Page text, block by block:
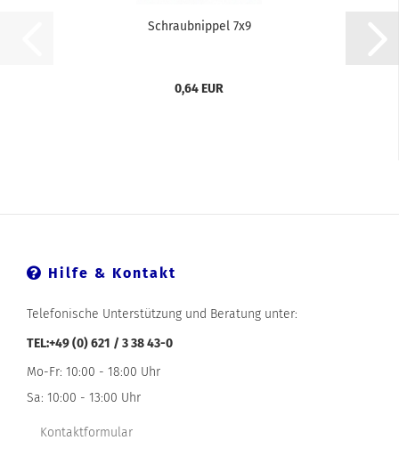
Schraubnippel 7x9
0,64 EUR
Hilfe & Kontakt
Telefonische Unterstützung und Beratung unter:
TEL:+49 (0) 621 / 3 38 43-0
Mo-Fr: 10:00 - 18:00 Uhr
Sa: 10:00 - 13:00 Uhr
Kontaktformular